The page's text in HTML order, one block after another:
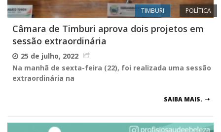
TIMBURI POLÍTICA
Câmara de Timburi aprova dois projetos em
sessão extraordinária
25 de julho, 2022
Na manhã de sexta-feira (22), foi realizada uma sessão
extraordinária na
SAIBA MAIS.